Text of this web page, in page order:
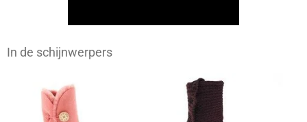
In de schijnwerpers